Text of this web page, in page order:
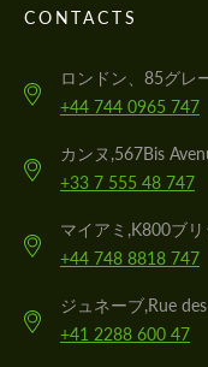
CONTACTS
ロンドン、85グレ
+44 744 0965 747
カンヌ,567Bis
+33 7 555 48 747
マイアミ,K800ブ
+44 748 8818 747
ジュネーブ,Rue
+41 2288 600 47